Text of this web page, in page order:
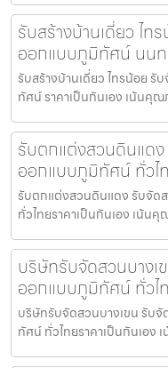
รับสร้างบ้านเดี่ยว ไ
ออกแบบภูมิทัศน์ นน
รับสร้างบ้านเดี่ยว ไทรน้อย
ทัศน์ ราคาเป็นกันเอง เน้นคุ
รับตกแต่งสวนดินแด
ออกแบบภูมิทัศน์ ทั่วไ
รับตกแต่งสวนดินแดง รับจั
ทั่วไทยราคาเป็นกันเอง เน้น
บริษัทรับจัดสวนบาง
ออกแบบภูมิทัศน์ ทั่วไ
บริษัทรับจัดสวนบางเขน รับ
ทัศน์ ทั่วไทยราคาเป็นกันเอง